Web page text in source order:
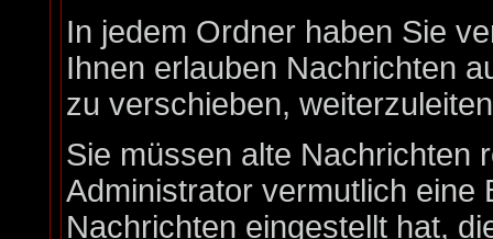
In jedem Ordner haben Sie
Ihnen erlauben Nachrichten
zu verschieben,
Sie müssen alte Nachrichten
Administrator vermutlich eine
Nachrichten eingestellt hat,